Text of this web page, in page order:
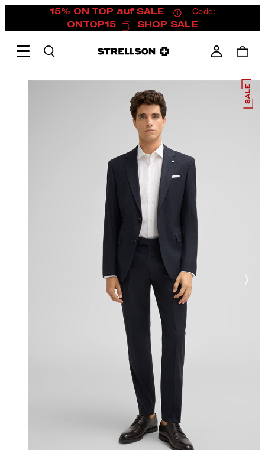
15% ON TOP auf SALE
| Code:
ONTOP15
SHOP SALE